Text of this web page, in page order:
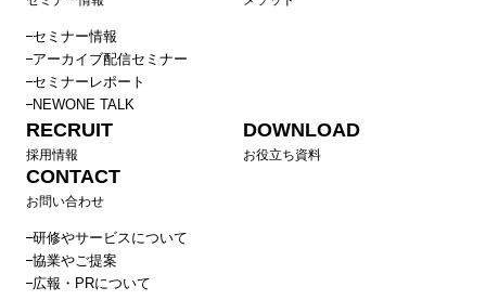
セミナー情報
アーカイブ配信セミナー
セミナーレポート
NEWONE TALK
RECRUIT
採用情報
DOWNLOAD
お役立ち資料
CONTACT
お問い合わせ
研修やサービスについて
協業やご提案
広報・PRについて